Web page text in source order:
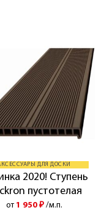
ДЛЯ ДОСКИ
2020! Ступень
пустотелая
от 1 950 ₽ /м.п.